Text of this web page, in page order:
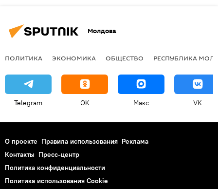
Молдова
ПОЛИТИКА ЭКОНОМИКА ОБЩЕСТВО РЕСПУБЛИКА
Telegram OK Макс VK
О проекте Правила использования Реклама
Контакты Пресс-центр
Политика конфиденциальности
Политика использования Cookie